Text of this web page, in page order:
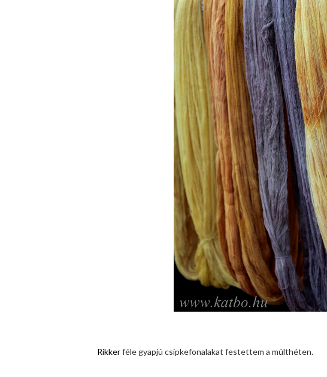
Rikkerféle gyapjú csipkefonalakat festettem a múlthéten.